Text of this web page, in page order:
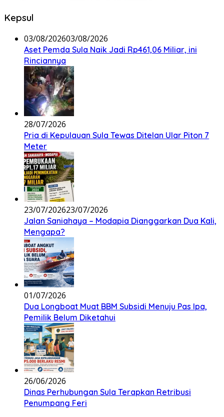
Kepsul
03/08/202603/08/2026
Aset Pemda Sula Naik Jadi Rp461,06 Miliar, ini
Rinciannya
28/07/2026
Pria di Kepulauan Sula Tewas Ditelan Ular Piton 7
Meter
23/07/202623/07/2026
Jalan Saniahaya – Modapia Dianggarkan Dua Kali,
Mengapa?
01/07/2026
Dua Longboat Muat BBM Subsidi Menuju Pas Ipa,
Pemilik Belum Diketahui
26/06/2026
Dinas Perhubungan Sula Terapkan Retribusi
Penumpang Feri